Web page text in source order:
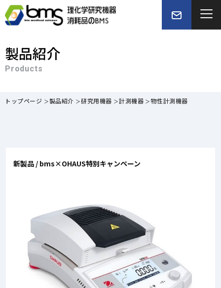
製品紹介
Products
トップページ 製品紹介 研究用機器 計測機器 物性計測機器
新製品 / bms×OHAUS特別キャンペーン